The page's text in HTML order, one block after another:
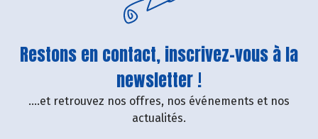
Restons en contact, inscrivez-vous à la
newsletter !
....et retrouvez nos offres, nos événements et nos
actualités.